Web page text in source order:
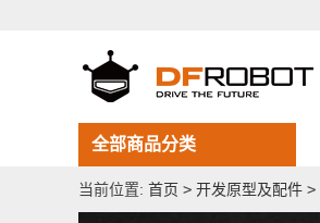
全部商品分类
当前位置: 首页 > 开发原型及配件 >